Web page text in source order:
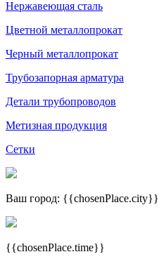
Нержавеющая сталь
Цветной металлопрокат
Черный металлопрокат
Трубозапорная арматура
Детали трубопроводов
Метизная продукция
Сетки
Ваш город: {{chosenPlace.city}}
{{chosenPlace.time}}